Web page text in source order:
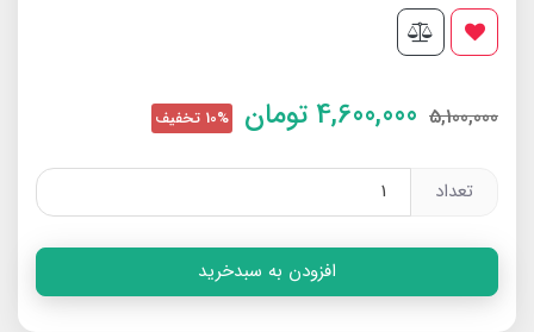
5,100,000
4,600,000 تومان 10% تخفیف
تعداد
افزودن به سبدخرید